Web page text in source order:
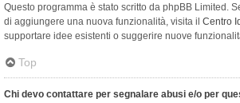
Questo programma è stato scritto da phpBB Limited.
di aggiungere una nuova funzionalità, visita il Centro
supportare idee esistenti o suggerire nuove
Top
Chi devo contattare per segnalare abusi e/o per